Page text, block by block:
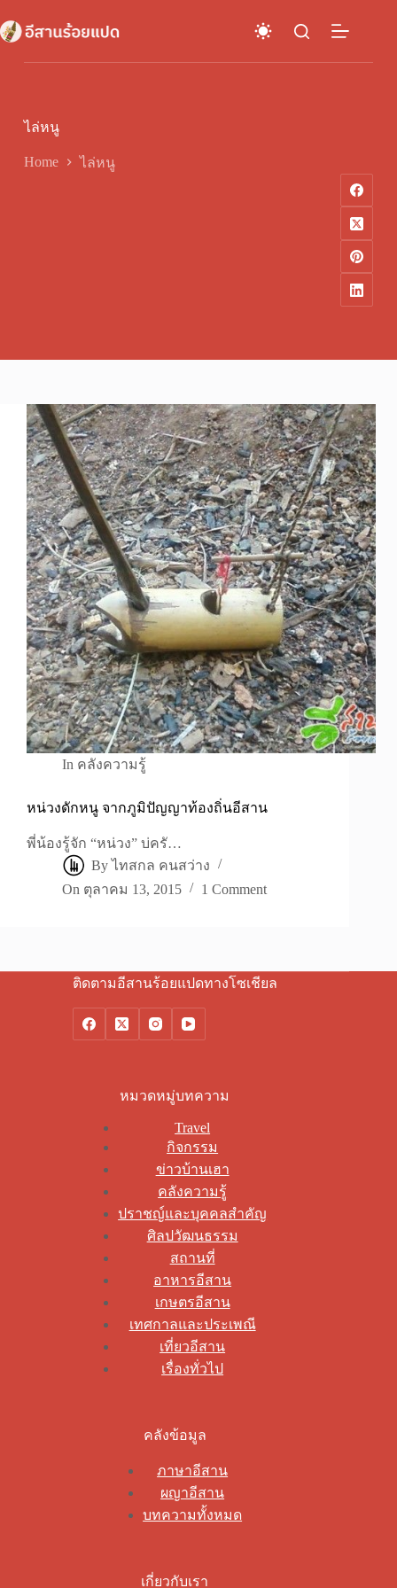
to
content
ไล่หนู
Home ไล่หนู
In คลังความรู้
หน่วงดักหนู จากภูมิปัญญาท้องถิ่นอีสาน
พี่น้องรู้จัก “หน่วง” บ่ครั…
By ไทสกล คนสว่าง
On ตุลาคม 13, 2015 1 Comment
ติดตามอีสานร้อยแปดทางโซเชียล
หมวดหมู่บทความ
Travel
กิจกรรม
ข่าวบ้านเฮา
คลังความรู้
ปราชญ์และบุคคลสำคัญ
ศิลปวัฒนธรรม
สถานที่
อาหารอีสาน
เกษตรอีสาน
เทศกาลและประเพณี
เที่ยวอีสาน
เรื่องทั่วไป
คลังข้อมูล
ภาษาอีสาน
ผญาอีสาน
บทความทั้งหมด
เกี่ยวกับเรา